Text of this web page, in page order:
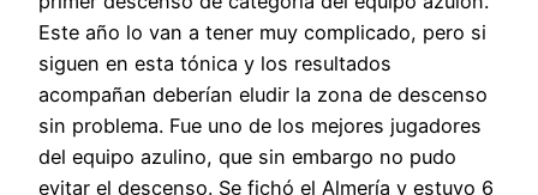
Este año lo van a tener muy complicado, pero si
siguen en esta tónica y los resultados
acompañan deberían eludir la zona de descenso
sin problema. Fue uno de los mejores jugadores
del equipo azulino, que sin embargo no pudo
evitar el descenso. Se fichó el Almería y estuvo 6